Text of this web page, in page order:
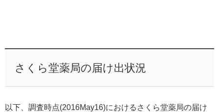
さくら堂薬局の届け出状況
以下、調査時点(2016May16)におけるさくら堂薬局の届け